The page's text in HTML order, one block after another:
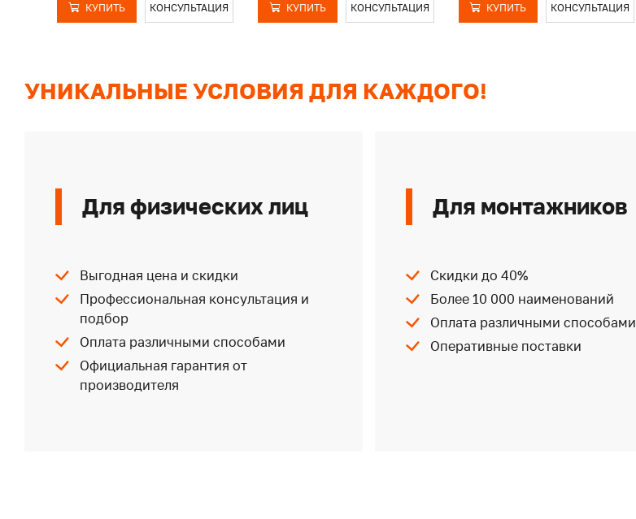
КУПИТЬ КОНСУЛЬТАЦИЯ КУПИТЬ КОНСУЛЬТАЦИЯ КУПИТЬ КОНСУЛЬТАЦИЯ
УНИКАЛЬНЫЕ УСЛОВИЯ ДЛЯ КАЖДОГО!
Для физических лиц
Выгодная цена и скидки
Профессиональная консультация и
подбор
Оплата различными способами
Официальная гарантия от
производителя
Для монтажников
Скидки до 40%
Более 10 000 наименований
Оплата различными способами
Оперативные поставки